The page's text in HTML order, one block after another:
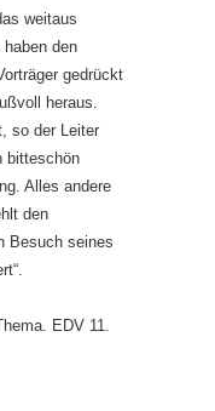
weitaus
den
gedrückt
heraus.
so der Leiter
bitteschön
Alles andere
den
Besuch seines
EDV 11.